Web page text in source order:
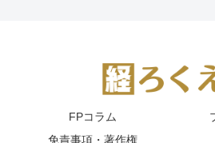
FPコラム
免責事項・著作権